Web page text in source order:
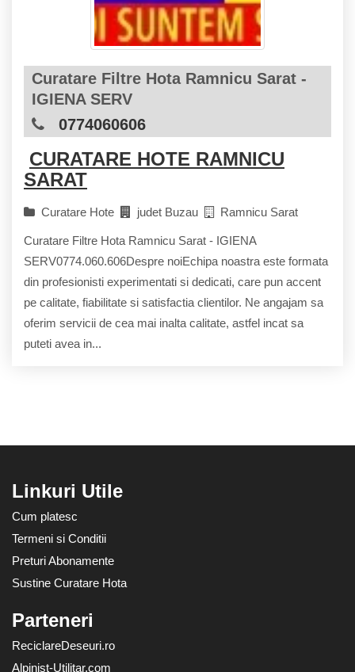
Curatare Filtre Hota Ramnicu Sarat -
IGIENA SERV
0774060606
CURATARE HOTE RAMNICU
SARAT
Curatare Hote judet Buzau Ramnicu Sarat
Curatare Filtre Hota Ramnicu Sarat - IGIENA
SERV0774.060.606Despre noiEchipa noastra este formata
din profesionisti experimentati si dedicati, care pun accent
pe calitate, fiabilitate si satisfactia clientilor. Ne angajam sa
oferim servicii de cea mai inalta calitate, astfel incat sa
puteti avea in...
Linkuri Utile
Cum platesc
Termeni si Conditii
Preturi Abonamente
Sustine Curatare Hota
Parteneri
ReciclareDeseuri.ro
Alpinist-Utilitar.com